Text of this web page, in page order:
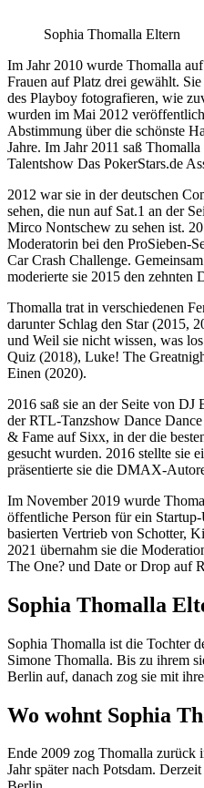
Sophia Thomalla Eltern
Im Jahr 2010 wurde Thomalla
Frauen auf Platz drei gewählt.
des Playboy fotografieren, wie
wurden im Mai 2012
Abstimmung über die schönste
Jahre. Im Jahr 2011 saß
Talentshow Das PokerStars.de
2012 war sie in der deutschen
sehen, die nun auf Sat.1 an der
Mirco Nontschew zu sehen ist.
Moderatorin bei den ProSieben-
Car Crash Challenge.
moderierte sie 2015 den zehnten
Thomalla trat in verschiedenen
darunter Schlag den Star (2015,
und Weil sie nicht wissen, was
Quiz (2018), Luke! The
Einen (2020).
2016 saß sie an der Seite von
der RTL-Tanzshow Dance
& Fame auf Sixx, in der die
gesucht wurden. 2016 stellte sie
präsentierte sie die DMAX-
Im November 2019 wurde
öffentliche Person für ein
basierten Vertrieb von Schotter,
2021 übernahm sie die
The One? und Date or Drop auf
Sophia Thomalla
Sophia Thomalla ist die Tochter
Simone Thomalla. Bis zu ihrem
Berlin auf, danach zog sie mit
Wo wohnt Sophia
Ende 2009 zog Thomalla zurück
Jahr später nach Potsdam.